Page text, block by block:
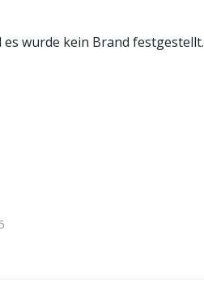
wurde kein Brand festgestellt.